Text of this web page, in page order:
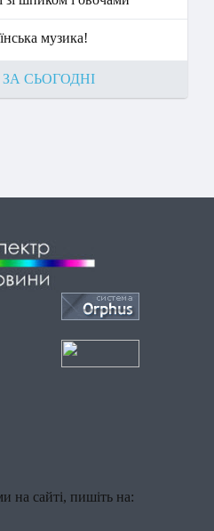
музика!
СЬОГОДНІ
на сайті, пишіть на: